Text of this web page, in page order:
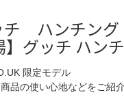
チ ハンチン
】グッチ ハン
限定モデル
品の使い心地などをご紹